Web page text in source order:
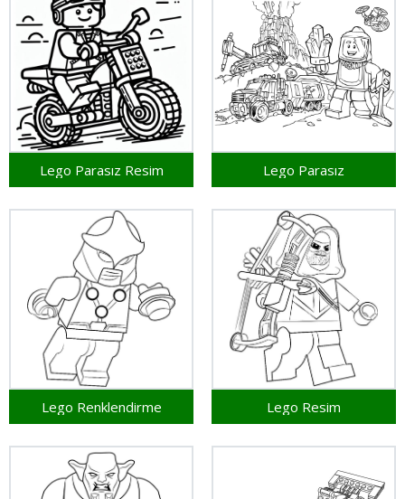
Lego Parasız Resim Lego Parasız
Lego Renklendirme Lego Resim